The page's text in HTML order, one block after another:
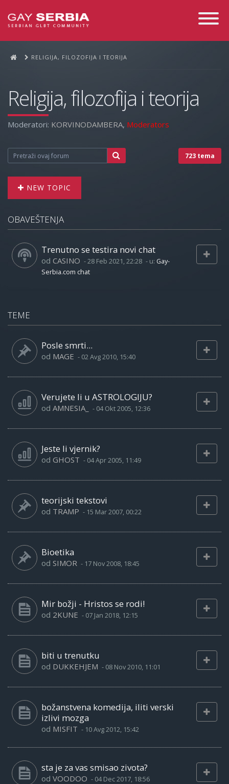
Toggle
RELIGIJA, FILOZOFIJA I TEORIJA
Religija, filozofija i teorija
Moderatori: KORVINODAMBERA, Moderators
723 tema
NEW TOPIC
OBAVEŠTENJA
Trenutno se testira novi chat
od CASINO -28 Feb 2021, 22:28 - u: Gay-
Serbia.com chat
TEME
Posle smrti...
od MAGE - 02 Avg 2010, 15:40
Verujete li u ASTROLOGIJU?
od AMNESIA_ - 04 Okt 2005, 12:36
Jeste li vjernik?
od GHOST - 04 Apr 2005, 11:49
teorijski tekstovi
od TRAMP - 15 Mar 2007, 00:22
Bioetika
od SIMOR - 17 Nov 2008, 18:45
Mir božji - Hristos se rodi!
od 2KUNE - 07 Jan 2018, 12:15
biti u trenutku
od DUKKEHJEM - 08 Nov 2010, 11:01
božanstvena komedija, iliti verski
izlivi mozga
od MISFIT - 10 Avg 2012, 15:42
sta je za vas smisao zivota?
od VOODOO - 04 Dec 2017, 18:56